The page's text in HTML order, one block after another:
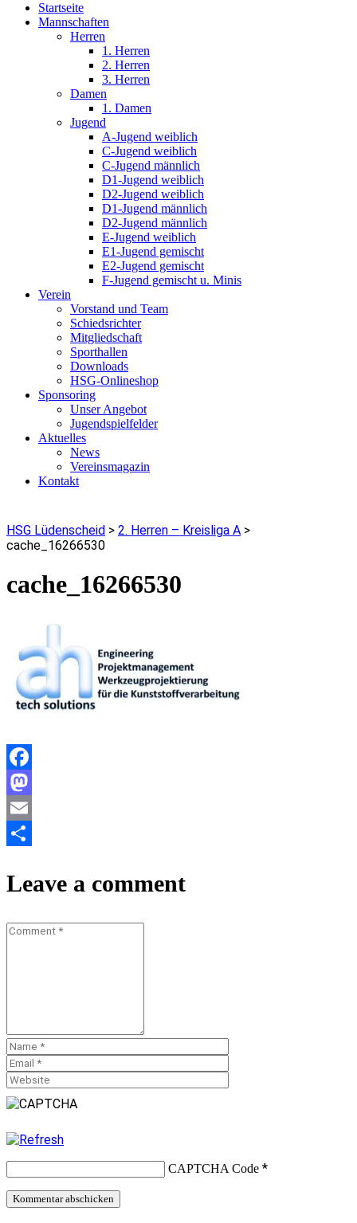
Startseite
Mannschaften
Herren
1. Herren
2. Herren
3. Herren
Damen
1. Damen
Jugend
A-Jugend weiblich
C-Jugend weiblich
C-Jugend männlich
D1-Jugend weiblich
D2-Jugend weiblich
D1-Jugend männlich
D2-Jugend männlich
E-Jugend weiblich
E1-Jugend gemischt
E2-Jugend gemischt
F-Jugend gemischt u. Minis
Verein
Vorstand und Team
Schiedsrichter
Mitgliedschaft
Sporthallen
Downloads
HSG-Onlineshop
Sponsoring
Unser Angebot
Jugendspielfelder
Aktuelles
News
Vereinsmagazin
Kontakt
HSG Lüdenscheid > 2. Herren – Kreisliga A >
cache_16266530
cache_16266530
Facebook
Mastodon
Email
Leave a comment
CAPTCHA Code *